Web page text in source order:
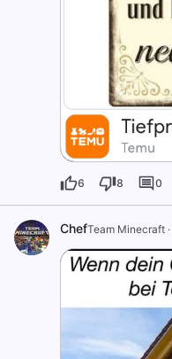
6 8 0
ChefTeam Minecraft ·